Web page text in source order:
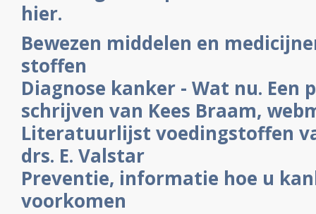
hier.
Bewezen middelen en
stoffen
Diagnose kanker - Wat nu. Een
schrijven van Kees Braam,
Literatuurlijst voedingstoffen
drs. E. Valstar
Preventie, informatie hoe u
voorkomen